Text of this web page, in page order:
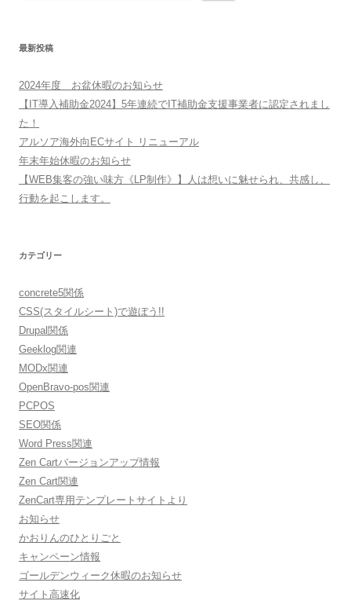
最新投稿
2024年度 お盆休暇のお知らせ
【IT導入補助金2024】5年連続でIT補助金支援事業者に認定されまし
た！
アルソア海外向ECサイト リニューアル
年末年始休暇のお知らせ
【WEB集客の強い味方《LP制作》】人は想いに魅せられ、共感し、
行動を起こします。
カテゴリー
concrete5関係
CSS(スタイルシート)で遊ぼう!!
Drupal関係
Geeklog関連
MODx関連
OpenBravo-pos関連
PCPOS
SEO関係
Word Press関連
Zen Cartバージョンアップ情報
Zen Cart関連
ZenCart専用テンプレートサイトより
お知らせ
かおりんのひとりごと
キャンペーン情報
ゴールデンウィーク休暇のお知らせ
サイト高速化